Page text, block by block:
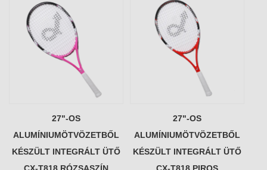
27"-OS
ALUMÍNIUMÖTVÖZETBŐL
KÉSZÜLT INTEGRÁLT ÜTŐ
CX-T818 RÓZSASZÍN
27"-OS
ALUMÍNIUMÖTVÖZETBŐL
KÉSZÜLT INTEGRÁLT ÜTŐ
CX-T818 PIROS